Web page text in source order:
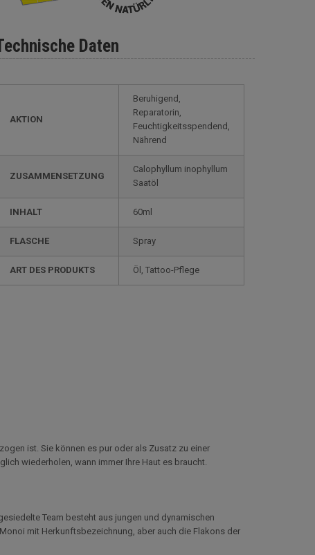
Daten
AKTION
Beruhigend,
Reparatorin,
Feuchtigkeitsspendend,
Nährend
ZUSAMMENSETZUNG
Calophyllum inophyllum
Saatöl
INHALT 60ml
FLASCHE Spray
ART DES PRODUKTS Öl, Tattoo-Pflege
ist. Sie können es pur oder als Zusatz zu einer
wiederholen, wann immer Ihre Haut es braucht.
Team besteht aus jungen und dynamischen
mit Herkunftsbezeichnung, aber auch die Flakons der